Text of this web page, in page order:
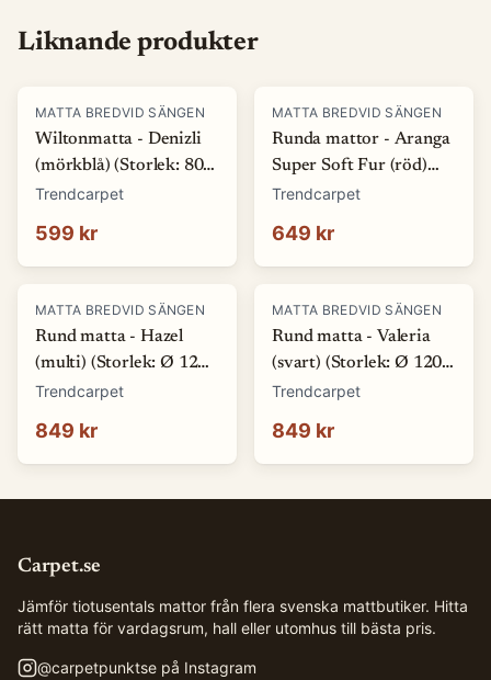
Liknande produkter
MATTA BREDVID SÄNGEN
Wiltonmatta - Denizli
(mörkblå) (Storlek: 80 x
150 cm)
Trendcarpet
599 kr
MATTA BREDVID SÄNGEN
Runda mattor - Aranga
Super Soft Fur (röd)
(Storlek: Ø 120 cm)
Trendcarpet
649 kr
MATTA BREDVID SÄNGEN
Rund matta - Hazel
(multi) (Storlek: Ø 120
cm)
Trendcarpet
849 kr
MATTA BREDVID SÄNGEN
Rund matta - Valeria
(svart) (Storlek: Ø 120
cm)
Trendcarpet
849 kr
Carpet.se
Jämför tiotusentals mattor från flera svenska mattbutiker. Hitta
rätt matta för vardagsrum, hall eller utomhus till bästa pris.
@carpetpunktse på Instagram